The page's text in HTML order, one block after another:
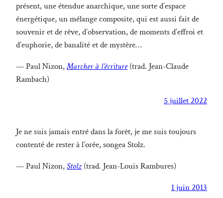
présent, une étendue anarchique, une sorte d’espace
énergétique, un mélange composite, qui est aussi fait de
souvenir et de rêve, d’observation, de moments d’effroi et
d’euphorie, de banalité et de mystère…
— Paul Nizon,Marcher à l’écriture(trad. Jean-Claude
Rambach)
5 juillet 2022
Je ne suis jamais entré dans la forêt, je me suis toujours
contenté de rester à l’orée, songea Stolz.
— Paul Nizon,Stolz (trad. Jean-Louis Rambures)
1 juin 2013